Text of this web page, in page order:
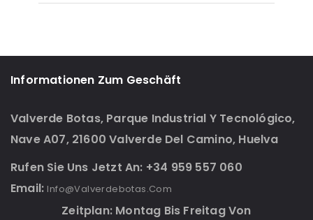
Informationen Zum Geschäft
Valverde Botas, Parque Industrial Y Tecnológico,
Nave A07, 21600 Valverde Del Camino, Huelva
Rufen Sie Uns Jetzt An: +34 959 557 060
Email: Info@valverdebotas.com
Zeitplan: Montag Bis Freitag Von